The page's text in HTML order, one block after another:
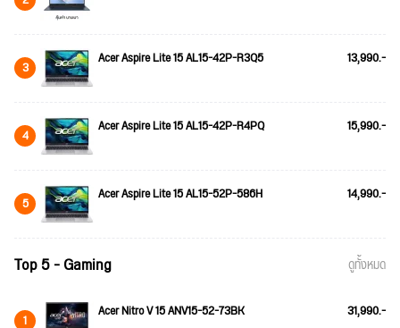
3 Acer Aspire Lite 15 AL15-42P-R3Q5 13,990.-
4 Acer Aspire Lite 15 AL15-42P-R4PQ 15,990.-
5 Acer Aspire Lite 15 AL15-52P-586H 14,990.-
Top 5 - Gaming ดูทั้งหมด
1 Acer Nitro V 15 ANV15-52-73BK 31,990.-